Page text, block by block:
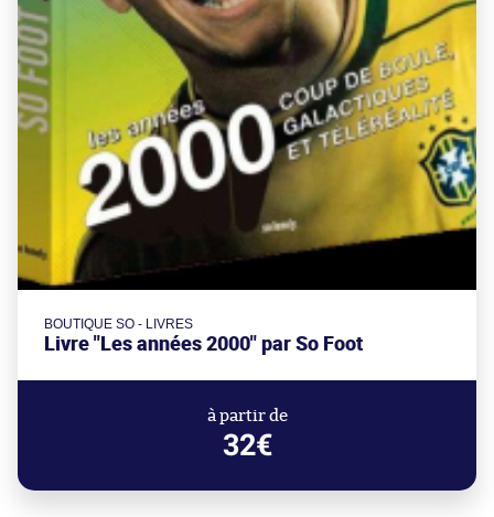
BOUTIQUE SO - LIVRES
Livre "Les années 2000" par So Foot
à partir de
32€